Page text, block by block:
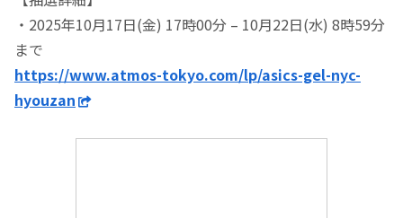
・2025年10月17日(金) 17時00分 – 10月22日(水) 8時59分
まで
https://www.atmos-tokyo.com/lp/asics-gel-nyc-
hyouzan